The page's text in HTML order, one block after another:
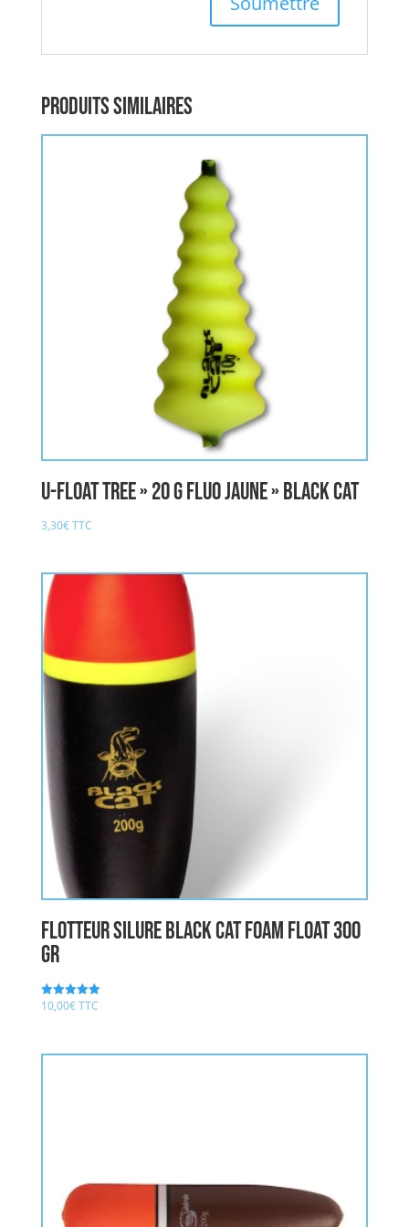
Produits similaires
U-Float Tree » 20 g fluo jaune » BLACK CAT
3,30€TTC
Flotteur Silure BLACK CAT FOAM FLOAT 300
gr
Note
10,00€TTC